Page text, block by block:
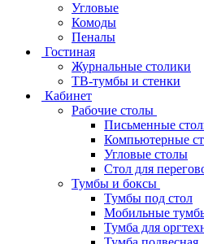
Угловые
Комоды
Пеналы
Гостиная
Журнальные столики
ТВ‑тумбы и стенки
Кабинет
Рабочие столы
Письменные
Компьютерные
Угловые столы
Стол для
Тумбы и боксы
Тумбы под стол
Мобильные
Тумба для